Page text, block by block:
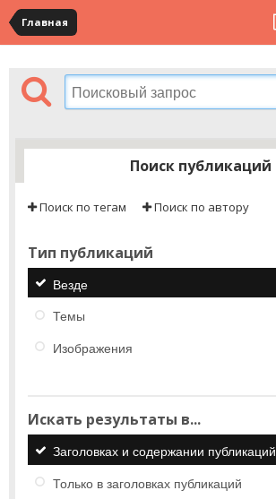
Главная
Поиск публикаций
Поиск по тегам Поиск по автору
Тип публикаций
Везде
Темы
Изображения
Искать результаты в...
Заголовках и содержании публикаций
Только в заголовках публикаций